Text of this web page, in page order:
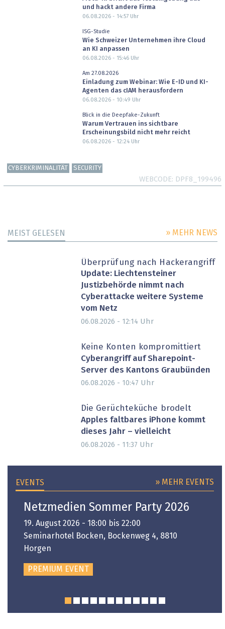
und hackt andere Firma
06.08.2026 - 14:57Uhr
ISG-Studie
Wie Schweizer Unternehmen ihre Cloud
an KI anpassen
06.08.2026 - 15:46Uhr
Am 27.08.2026
Einladung zum Webinar: Wie E-ID und KI-
Agenten das cIAM herausfordern
06.08.2026 - 10:49 Uhr
Blick in die Deepfake-Zukunft
Warum Vertrauen ins sichtbare
Erscheinungsbild nicht mehr reicht
06.08.2026 - 12:24Uhr
CYBERKRIMINALITÄT SECURITY
WEBCODE DPF8_199496
MEIST GELESEN » MEHR NEWS
Überprüfung nach Hackerangriff
Update: Liechtensteiner
Justizbehörde nimmt nach
Cyberattacke weitere Systeme
vom Netz
06.08.2026 - 12:14 Uhr
Keine Konten kompromittiert
Cyberangriff auf Sharepoint-
Server des Kantons Graubünden
06.08.2026 - 10:47 Uhr
Die Gerüchteküche brodelt
Apples faltbares iPhone kommt
dieses Jahr – vielleicht
06.08.2026 - 11:37 Uhr
EVENTS » MEHR EVENTS
Netzmedien Sommer Party 2026
19. August 2026 - 18:00 bis 22:00
Seminarhotel Bocken, Bockenweg 4, 8810
Horgen
PREMIUM EVENT